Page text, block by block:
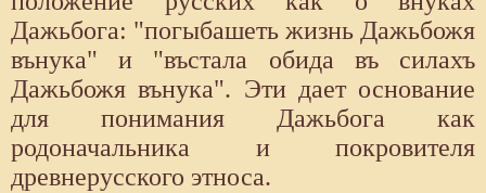
Дажьбога: "погыбашеть жизнь Дажьбожя
вънука" и "въстала обида въ силахъ
Дажьбожя вънука". Эти дает основание
для понимания Дажьбога как
родоначальника и покровителя
древнерусского этноса.